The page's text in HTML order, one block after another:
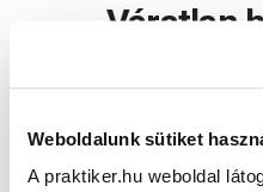
Weboldalunk sütiket
A praktiker.hu weboldal
Váratlan
Oldal